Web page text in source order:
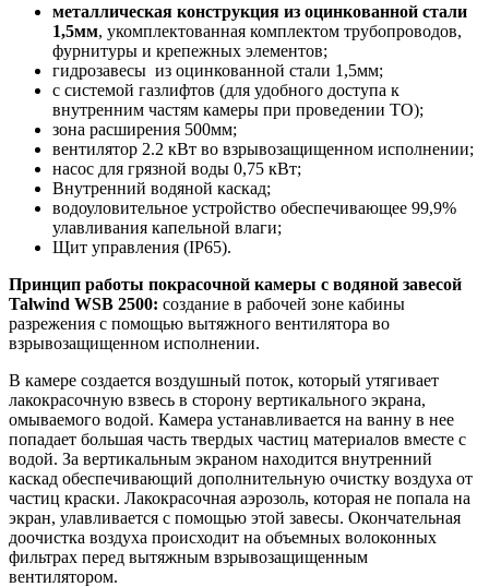
металлическая конструкция из оцинкованной стали
1,5мм, укомплектованная комплектом трубопроводов,
фурнитуры и крепежных элементов;
гидрозавесы из оцинкованной стали 1,5мм;
с системой газлифтов (для удобного доступа к
внутренним частям камеры при проведении ТО);
зона расширения 500мм;
вентилятор 2.2 кВт во взрывозащищенном исполнении;
насос для грязной воды 0,75 кВт;
Внутренний водяной каскад;
водоуловительное устройство обеспечивающее 99,9%
улавливания капельной влаги;
Щит управления (IP65).
Принцип работы покрасочной камеры с водяной завесой
Talwind WSB 2500: создание в рабочей зоне кабины
разрежения с помощью вытяжного вентилятора во
взрывозащищенном исполнении.
В камере создается воздушный поток, который утягивает
лакокрасочную взвесь в сторону вертикального экрана,
омываемого водой. Камера устанавливается на ванну в нее
попадает большая часть твердых частиц материалов вместе с
водой. За вертикальным экраном находится внутренний
каскад обеспечивающий дополнительную очистку воздуха от
частиц краски. Лакокрасочная аэрозоль, которая не попала на
экран, улавливается с помощью этой завесы. Окончательная
доочистка воздуха происходит на объемных волоконных
фильтрах перед вытяжным взрывозащищенным
вентилятором.